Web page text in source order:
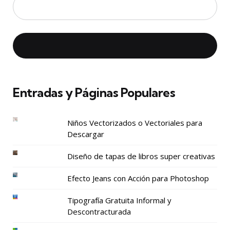
Entradas y Páginas Populares
Niños Vectorizados o Vectoriales para
Descargar
Diseño de tapas de libros super creativas
Efecto Jeans con Acción para Photoshop
Tipografía Gratuita Informal y
Descontracturada